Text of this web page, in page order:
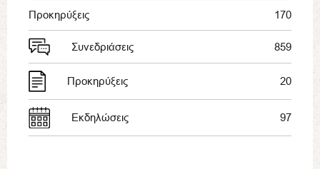
Προκηρύξεις 170
Συνεδριάσεις 859
Προκηρύξεις 20
Εκδηλώσεις 97